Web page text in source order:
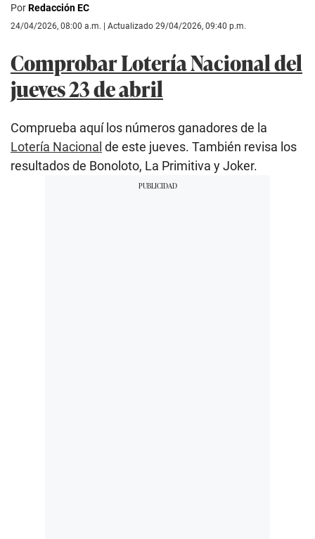
PorRedacción EC
24/04/2026, 08:00 a.m. | Actualizado 29/04/2026, 09:40 p.m.
Comprobar Lotería Nacional del
jueves 23 de abril
Comprueba aquí los números ganadores de la
Lotería Nacional de este jueves. También revisa los
resultados de Bonoloto, La Primitiva y Joker.